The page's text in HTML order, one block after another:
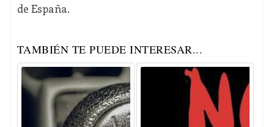
de España.
TAMBIÉN TE PUEDE INTERESAR...